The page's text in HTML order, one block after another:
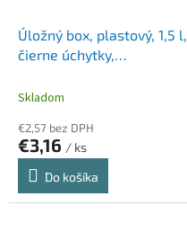
Úložný box, plastový, 1,5 l,
čierne úchytky,
priehľadný
Skladom
€2,57 bez DPH
€3,16 / ks
Do košíka